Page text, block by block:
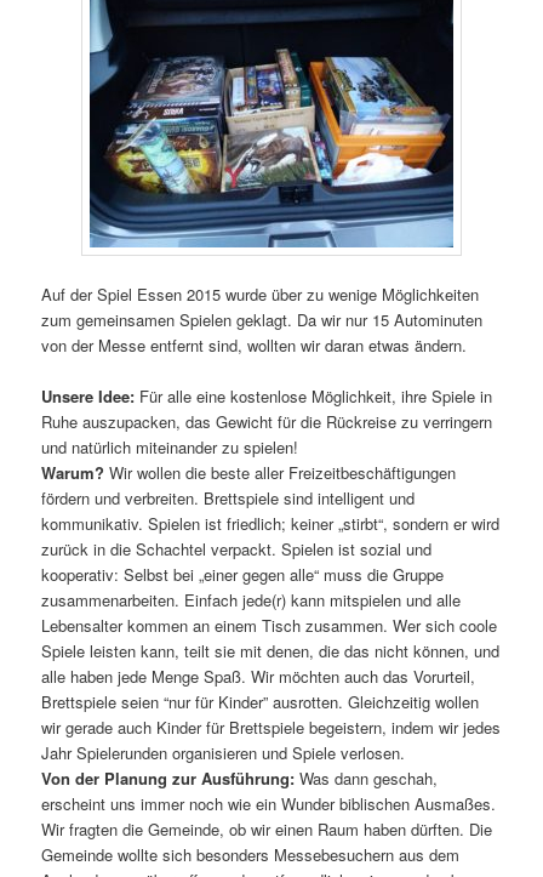
Auf der Spiel Essen 2015 wurde über zu wenige Möglichkeiten
zum gemeinsamen Spielen geklagt. Da wir nur 15 Autominuten
von der Messe entfernt sind, wollten wir daran etwas ändern.
Unsere Idee: Für alle eine kostenlose Möglichkeit, ihre Spiele in
Ruhe auszupacken, das Gewicht für die Rückreise zu verringern
und natürlich miteinander zu spielen!
Warum? Wir wollen die beste aller Freizeitbeschäftigungen
fördern und verbreiten. Brettspiele sind intelligent und
kommunikativ. Spielen ist friedlich; keiner „stirbt“, sondern er wird
zurück in die Schachtel verpackt. Spielen ist sozial und
kooperativ: Selbst bei „einer gegen alle“ muss die Gruppe
zusammenarbeiten. Einfach jede(r) kann mitspielen und alle
Lebensalter kommen an einem Tisch zusammen. Wer sich coole
Spiele leisten kann, teilt sie mit denen, die das nicht können, und
alle haben jede Menge Spaß. Wir möchten auch das Vorurteil,
Brettspiele seien “nur für Kinder” ausrotten. Gleichzeitig wollen
wir gerade auch Kinder für Brettspiele begeistern, indem wir jedes
Jahr Spielerunden organisieren und Spiele verlosen.
Von der Planung zur Ausführung: Was dann geschah,
erscheint uns immer noch wie ein Wunder biblischen Ausmaßes.
Wir fragten die Gemeinde, ob wir einen Raum haben dürften. Die
Gemeinde wollte sich besonders Messebesuchern aus dem